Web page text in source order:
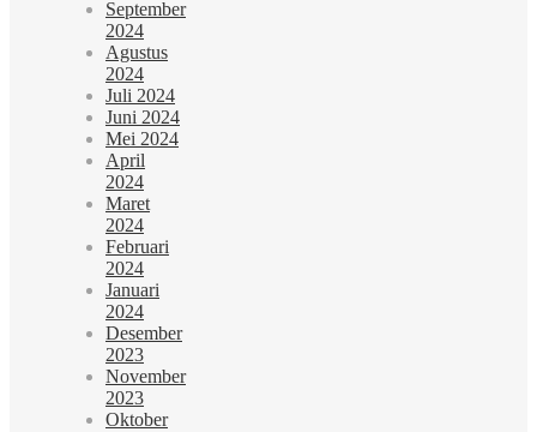
September
2024
Agustus
2024
Juli 2024
Juni 2024
Mei 2024
April
2024
Maret
2024
Februari
2024
Januari
2024
Desember
2023
November
2023
Oktober